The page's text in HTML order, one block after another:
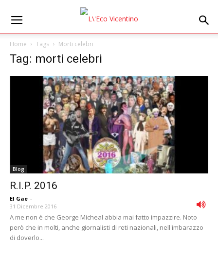
Home Tags Morti celebri
Tag: morti celebri
Blog
R.I.P. 2016
El Gae -
31 Dicembre 2016
A me non è che George Micheal abbia mai fatto impazzire. Noto
però che in molti, anche giornalisti di reti nazionali, nell'imbarazzo
di doverlo...